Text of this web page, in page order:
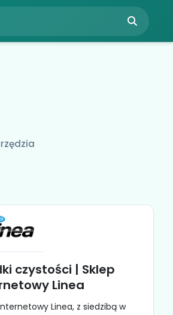
czystości | Sklep
Linea
Linea, z siedzibą w